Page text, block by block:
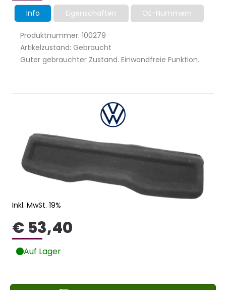
Info Eigenschaften OE-Nummern
Produktnummer: 100279
Artikelzustand: Gebraucht
Guter gebrauchter Zustand. Einwandfreie Funktion.
Inkl. MwSt. 19%
€ 53,40
Auf Lager